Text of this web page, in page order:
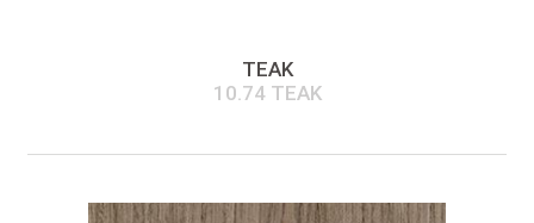
TEAK
10.74 TEAK